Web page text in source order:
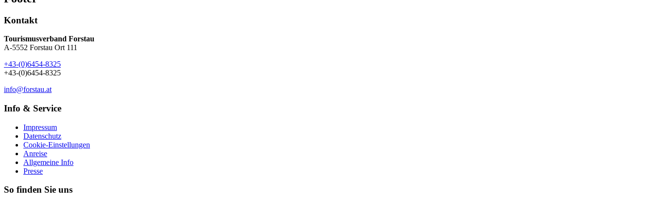
Kontakt
Tourismusverband Forstau
A-5552 Forstau Ort 111
+43-(0)6454-8325
+43-(0)6454-8325
info@forstau.at
Info & Service
Impressum
Datenschutz
Cookie-Einstellungen
Anreise
Allgemeine Info
Presse
So finden Sie uns